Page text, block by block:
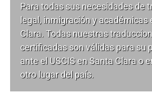
Para todas sus necesidades de
legal, inmigración y académicas
Clara. Todas nuestras
certificadas son válidas para su
ante el USCIS en Santa Clara o
otro lugar del país.